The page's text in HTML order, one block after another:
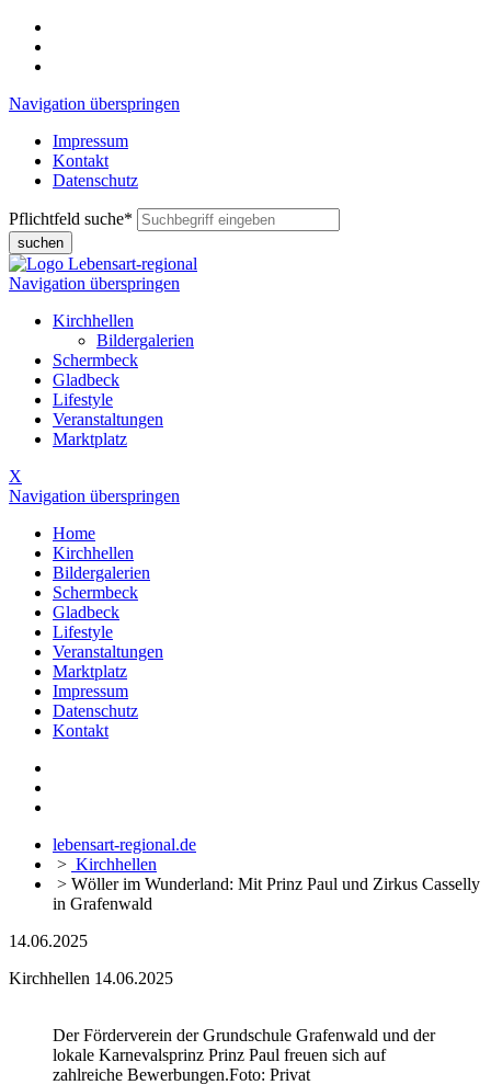
Navigation überspringen
Impressum
Kontakt
Datenschutz
Pflichtfeld suche*
suchen
Navigation überspringen
Kirchhellen
Bildergalerien
Schermbeck
Gladbeck
Lifestyle
Veranstaltungen
Marktplatz
X
Navigation überspringen
Home
Kirchhellen
Bildergalerien
Schermbeck
Gladbeck
Lifestyle
Veranstaltungen
Marktplatz
Impressum
Datenschutz
Kontakt
lebensart-regional.de
> Kirchhellen
> Wöller im Wunderland: Mit Prinz Paul und Zirkus Casselly
in Grafenwald
14.06.2025
Kirchhellen 14.06.2025
Der Förderverein der Grundschule Grafenwald und der
lokale Karnevalsprinz Prinz Paul freuen sich auf
zahlreiche Bewerbungen.Foto: Privat